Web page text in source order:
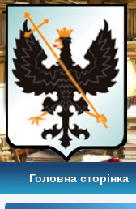
Головна сторінка